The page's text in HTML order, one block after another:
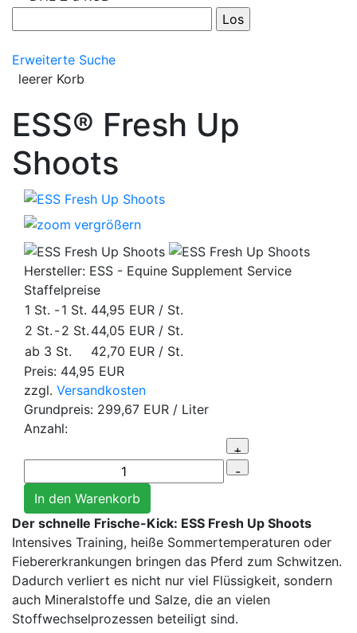
Erweiterte Suche
leerer Korb
ESS® Fresh Up
Shoots
vergrößern
Hersteller: ESS - Equine Supplement Service
Staffelpreise
1 St. -1 St. 44,95 EUR / St.
2 St. -2 St. 44,05 EUR / St.
ab 3 St.
42,70 EUR / St.
Preis: 44,95 EUR
zzgl. Versandkosten
Grundpreis: 299,67 EUR / Liter
Anzahl:
Der schnelle Frische-Kick: ESS Fresh Up Shoots
Intensives Training, heiße Sommertemperaturen oder
Fiebererkrankungen bringen das Pferd zum Schwitzen.
Dadurch verliert es nicht nur viel Flüssigkeit, sondern
auch Mineralstoffe und Salze, die an vielen
Stoffwechselprozessen beteiligt sind.